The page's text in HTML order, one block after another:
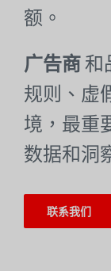
额。
广告商 和
规则、虚
境，最重
数据和洞
联系我们